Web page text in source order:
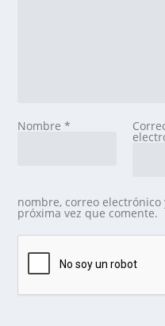
Nombre*
nombre, correo
próxima vez que comente.